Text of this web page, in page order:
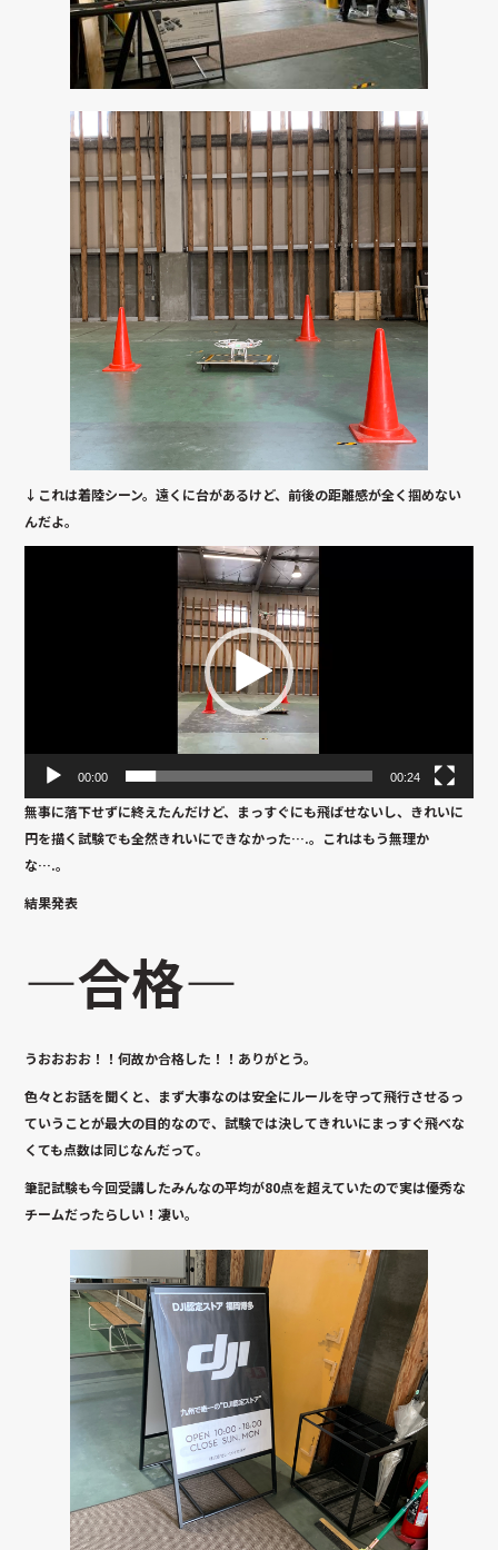
↓これは着陸シーン。遠くに台があるけど、前後の距離感が全く掴めない
んだよ。
00:00 00:24
無事に落下せずに終えたんだけど、まっすぐにも飛ばせないし、きれいに
円を描く試験でも全然きれいにできなかった….。これはもう無理か
な….。
結果発表
—合格—
うおおおお！！何故か合格した！！ありがとう。
色々とお話を聞くと、まず大事なのは安全にルールを守って飛行させるっ
ていうことが最大の目的なので、試験では決してきれいにまっすぐ飛べな
くても点数は同じなんだって。
筆記試験も今回受講したみんなの平均が80点を超えていたので実は優秀な
チームだったらしい！凄い。